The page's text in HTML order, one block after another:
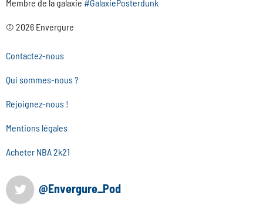
Membre de la galaxie #GalaxiePosterdunk
© 2026 Envergure
Contactez-nous
Qui sommes-nous ?
Rejoignez-nous !
Mentions légales
Acheter NBA 2k21
@Envergure_Pod